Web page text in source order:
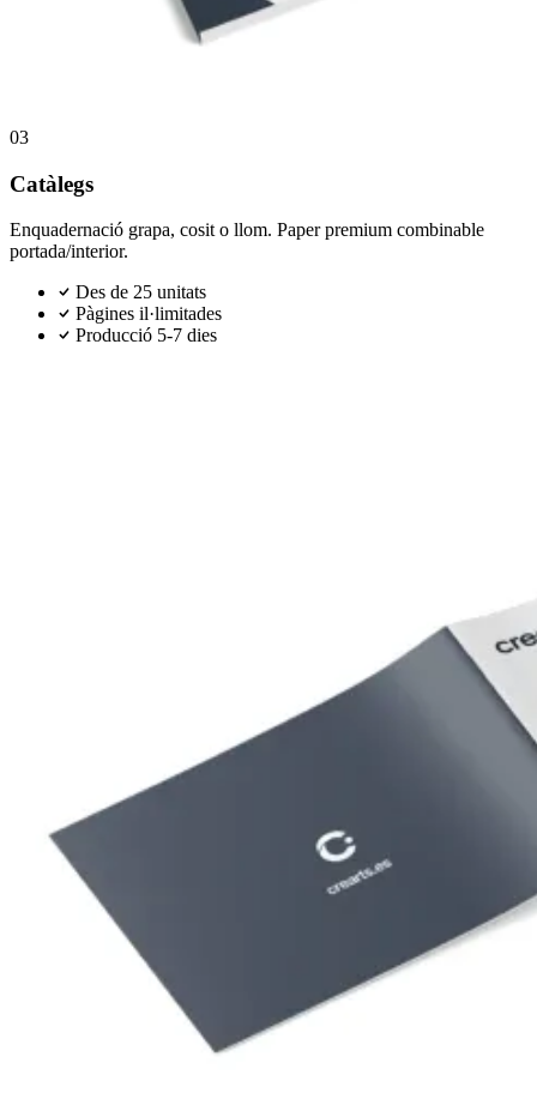
03
Catàlegs
Enquadernació grapa, cosit o llom. Paper premium combinable
portada/interior.
Des de 25 unitats
Pàgines il·limitades
Producció 5-7 dies